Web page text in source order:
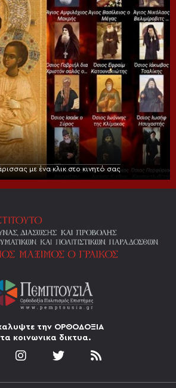
με ένα κλικ στο κινητό σας
την ΟΡΘΟΔΟΞΙΑ
κοινωνικα δικτυα.